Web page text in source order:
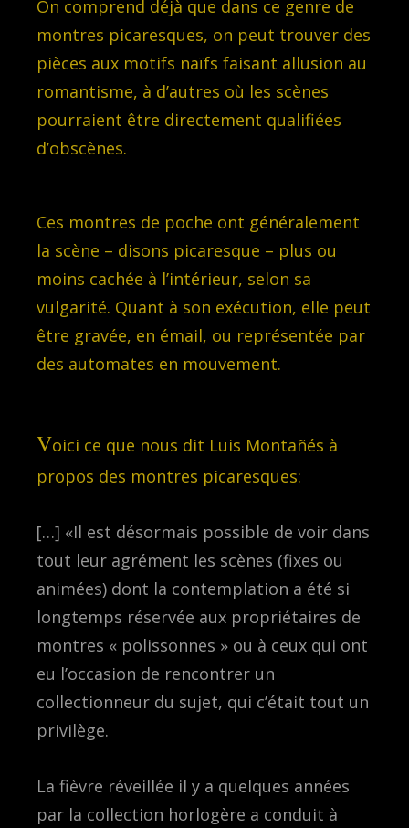
On comprend déjà que dans ce genre de
montres picaresques, on peut trouver des
pièces aux motifs naïfs faisant allusion au
romantisme, à d’autres où les scènes
pourraient être directement qualifiées
d’obscènes.
Ces montres de poche ont généralement
la scène – disons picaresque – plus ou
moins cachée à l’intérieur, selon sa
vulgarité. Quant à son exécution, elle peut
être gravée, en émail, ou représentée par
des automates en mouvement.
Voici ce que nous dit Luis Montañés à
propos des montres picaresques:
[…] «Il est désormais possible de voir dans
tout leur agrément les scènes (fixes ou
animées) dont la contemplation a été si
longtemps réservée aux propriétaires de
montres « polissonnes » ou à ceux qui ont
eu l’occasion de rencontrer un
collectionneur du sujet, qui c’était tout un
privilège.
La fièvre réveillée il y a quelques années
par la collection horlogère a conduit à